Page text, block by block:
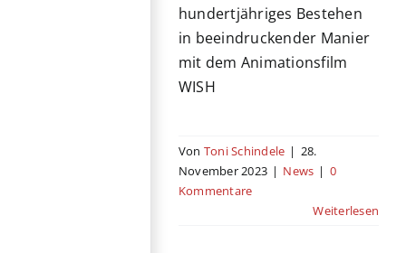
hundertjähriges Bestehen
in beeindruckender Manier
mit dem Animationsfilm
WISH
Von Toni Schindele | 28.
November 2023 | News | 0
Kommentare
Weiterlesen